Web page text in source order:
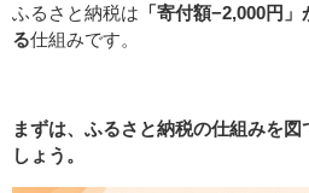
ふるさと納税は 「寄付額−2,000円
る仕組みです。
まずは、ふるさと納税の仕組みを
しょう。